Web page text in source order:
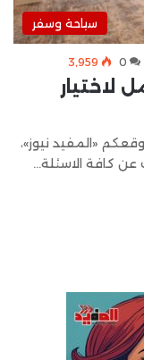
سياحة وسفر
0 3٬959
لاختيار
«المفيد نيوز»،
عن كافة الاسئلة…